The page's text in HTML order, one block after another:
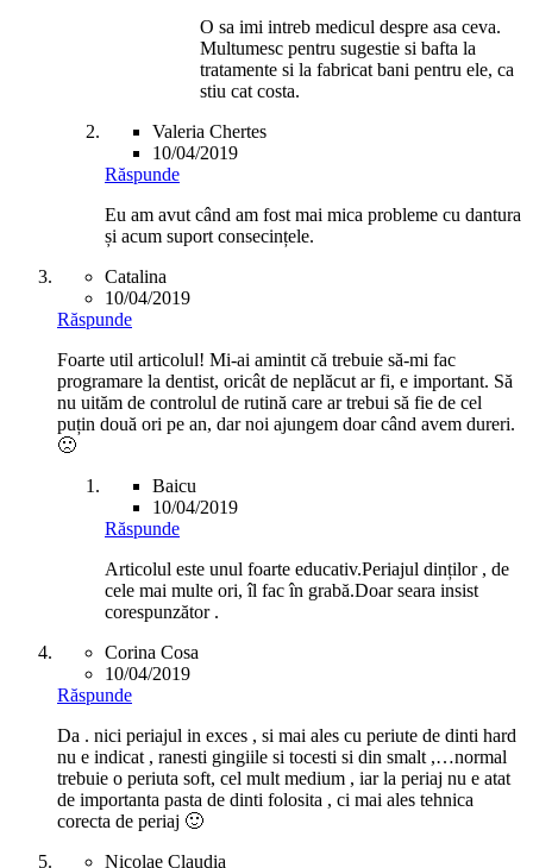
O sa imi intreb medicul despre asa ceva.
Multumesc pentru sugestie si bafta la
tratamente si la fabricat bani pentru ele, ca
stiu cat costa.
Valeria Chertes
10/04/2019
Răspunde
Eu am avut când am fost mai mica probleme cu dantura
și acum suport consecințele.
Catalina
10/04/2019
Răspunde
Foarte util articolul! Mi-ai amintit că trebuie să-mi fac
programare la dentist, oricât de neplăcut ar fi, e important. Să
nu uităm de controlul de rutină care ar trebui să fie de cel
puțin două ori pe an, dar noi ajungem doar când avem dureri.
🙁
Baicu
10/04/2019
Răspunde
Articolul este unul foarte educativ.Periajul dinților , de
cele mai multe ori, îl fac în grabă.Doar seara insist
corespunzător .
Corina Cosa
10/04/2019
Răspunde
Da . nici periajul in exces , si mai ales cu periute de dinti hard
nu e indicat , ranesti gingiile si tocesti si din smalt ,…normal
trebuie o periuta soft, cel mult medium , iar la periaj nu e atat
de importanta pasta de dinti folosita , ci mai ales tehnica
corecta de periaj 🙂
Nicolae Claudia